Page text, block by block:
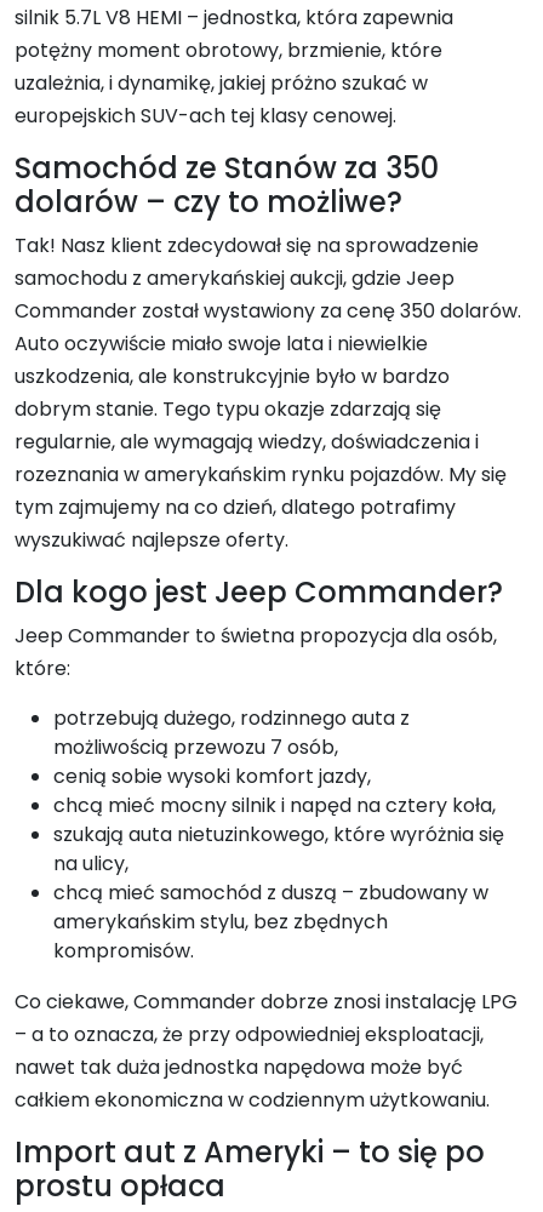
silnik 5.7L V8 HEMI – jednostka, która zapewnia
potężny moment obrotowy, brzmienie, które
uzależnia, i dynamikę, jakiej próżno szukać w
europejskich SUV-ach tej klasy cenowej.
Samochód ze Stanów za 350
dolarów – czy to możliwe?
Tak! Nasz klient zdecydował się na sprowadzenie
samochodu z amerykańskiej aukcji, gdzie Jeep
Commander został wystawiony za cenę 350 dolarów.
Auto oczywiście miało swoje lata i niewielkie
uszkodzenia, ale konstrukcyjnie było w bardzo
dobrym stanie. Tego typu okazje zdarzają się
regularnie, ale wymagają wiedzy, doświadczenia i
rozeznania w amerykańskim rynku pojazdów. My się
tym zajmujemy na co dzień, dlatego potrafimy
wyszukiwać najlepsze oferty.
Dla kogo jest Jeep Commander?
Jeep Commander to świetna propozycja dla osób,
które:
potrzebują dużego, rodzinnego auta z
możliwością przewozu 7 osób,
cenią sobie wysoki komfort jazdy,
chcą mieć mocny silnik i napęd na cztery koła,
szukają auta nietuzinkowego, które wyróżnia się
na ulicy,
chcą mieć samochód z duszą – zbudowany w
amerykańskim stylu, bez zbędnych
kompromisów.
Co ciekawe, Commander dobrze znosi instalację LPG
– a to oznacza, że przy odpowiedniej eksploatacji,
nawet tak duża jednostka napędowa może być
całkiem ekonomiczna w codziennym użytkowaniu.
Import aut z Ameryki – to się po
prostu opłaca